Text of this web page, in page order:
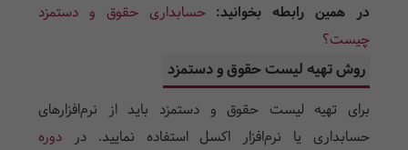
در همین رابطه بخوانید: حسابداری حقوق و دستمزد
چیست؟
روش تهیه لیست حقوق و دستمزد
برای تهیه لیست حقوق و دستمزد باید از نرم‌افزارهای
حسابداری یا نرم‌افزار اکسل استفاده نمایید. در دوره